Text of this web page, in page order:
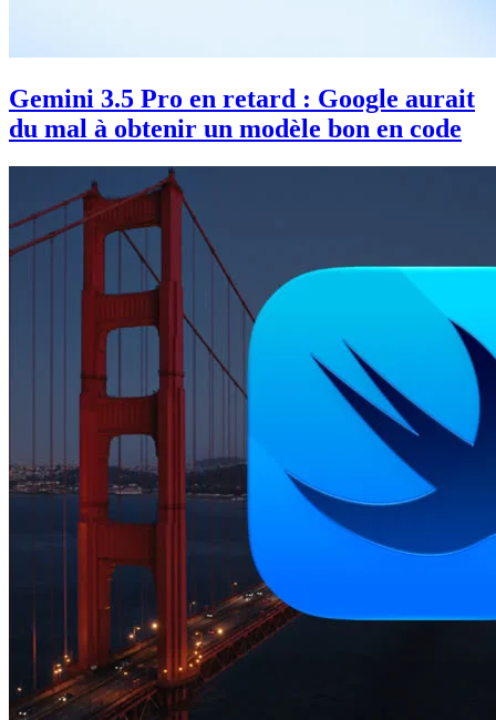
Gemini 3.5 Pro en retard : Google aurait
du mal à obtenir un modèle bon en code